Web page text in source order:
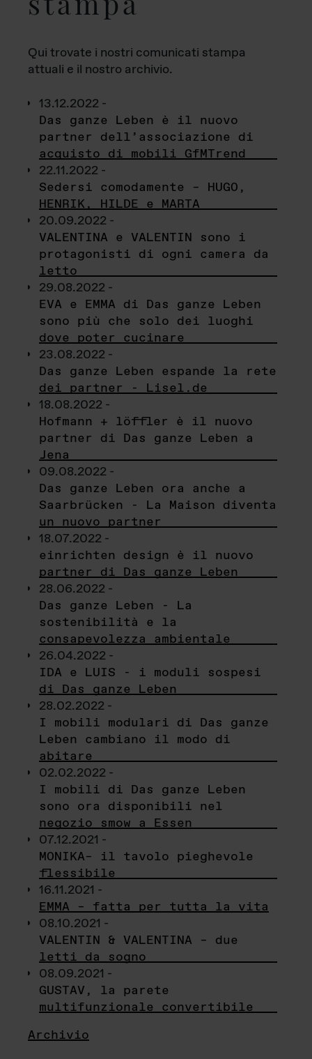
Qui trovate i nostri comunicati stampa
attuali e il nostro archivio.
13.12.2022 -
Das ganze Leben è il nuovo
partner dell’associazione di
acquisto di mobili GfMTrend
22.11.2022 -
Sedersi comodamente – HUGO,
HENRIK, HILDE e MARTA
20.09.2022 -
VALENTINA e VALENTIN sono i
protagonisti di ogni camera da
letto
29.08.2022 -
EVA e EMMA di Das ganze Leben
sono più che solo dei luoghi
dove poter cucinare
23.08.2022 -
Das ganze Leben espande la rete
dei partner - Lisel.de
18.08.2022 -
Hofmann + löffler è il nuovo
partner di Das ganze Leben a
Jena
09.08.2022 -
Das ganze Leben ora anche a
Saarbrücken - La Maison diventa
un nuovo partner
18.07.2022 -
einrichten design è il nuovo
partner di Das ganze Leben
28.06.2022 -
Das ganze Leben - La
sostenibilità e la
consapevolezza ambientale
26.04.2022 -
IDA e LUIS - i moduli sospesi
di Das ganze Leben
28.02.2022 -
I mobili modulari di Das ganze
Leben cambiano il modo di
abitare
02.02.2022 -
I mobili di Das ganze Leben
sono ora disponibili nel
negozio smow a Essen
07.12.2021 -
MONIKA– il tavolo pieghevole
flessibile
16.11.2021 -
EMMA – fatta per tutta la vita
08.10.2021 -
VALENTIN & VALENTINA – due
letti da sogno
08.09.2021 -
GUSTAV, la parete
multifunzionale convertibile
Archivio